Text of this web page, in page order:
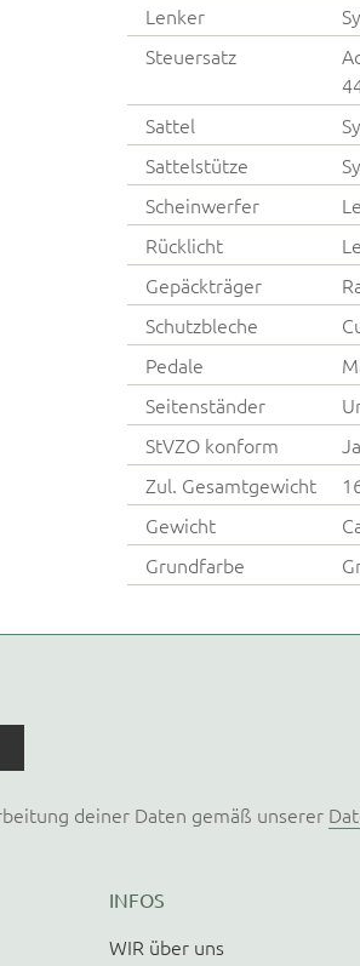
Lenker
Steuersatz
Sattel
Sattelstütze
Scheinwerfer
Rücklicht
Gepäckträger
Schutzbleche
Pedale
Seitenständer
StVZO konform
Ja
Zul. Gesamtgewicht
Gewicht
Grundfarbe
deiner Daten gemäß unserer
INFOS
WIR über uns